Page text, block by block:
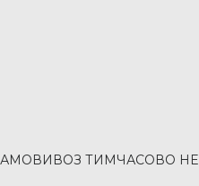
(САМОВИВОЗ ТИМЧАСОВО НЕ